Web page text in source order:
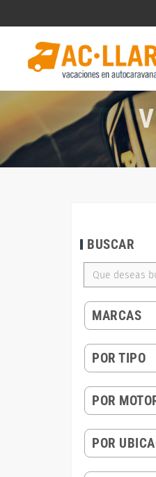
BUSCAR
MARCAS
POR TIPO
POR
POR